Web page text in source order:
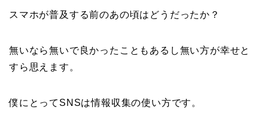
スマホが普及する前のあの頃はどうだったか？
無いなら無いで良かったこともあるし無い方が幸せと
すら思えます。
僕にとってSNSは情報収集の使い方です。